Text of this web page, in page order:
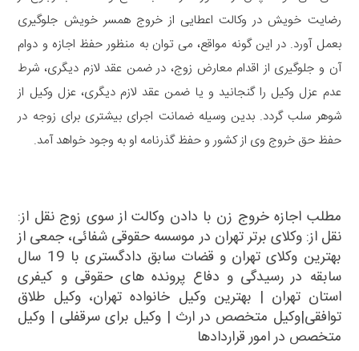
رضایت خویش در وکالت اعطایی از خروج همسر خویش جلوگیری
بعمل آورد. در این گونه مواقع، می توان به منظور حفظ اجازه و دوام
آن و جلوگیری از اقدام معارض زوج، در ضمن عقد لازم دیگری، شرط
عدم عزل وکیل را گنجانید و یا ضمن عقد لازم دیگری، عزل وکیل از
شوهر سلب گردد. بدین وسیله ضمانت اجرای بیشتری برای زوجه در
حفظ حق خروج وی از کشور و حفظ گذرنامه او به وجود خواهد آمد.
مطلب اجازه خروج زن با دادن وکالت از سوی زوج نقل از:
نقل از: وکلای برتر تهران در موسسه حقوقی شفائی، جمعی از
بهترین وکلای تهران و قضات سابق دادگستری با 19 سال
سابقه در رسیدگی و دفاع پرونده های حقوقی و کیفری
استان تهران | بهترین وکیل خانواده تهران، وکیل طلاق
توافقی|وکیل متخصص در ارث | وکیل برای سرقفلی | وکیل
متخصص در امور قراردادها